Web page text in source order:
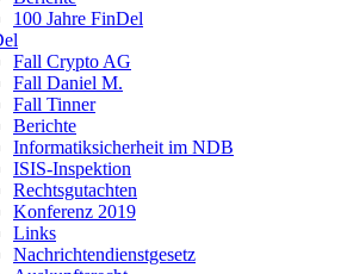
100 Jahre FinDel
Fall Crypto AG
Fall Daniel M.
Fall Tinner
Berichte
Informatiksicherheit ­im NDB
ISIS-Inspektion
Rechtsgutachten
Konferenz 2019
Links
Nachrichtendienstgesetz